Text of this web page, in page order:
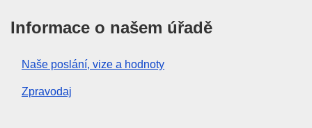
Informace o našem úřadě
Naše poslání, vize a hodnoty
Zpravodaj